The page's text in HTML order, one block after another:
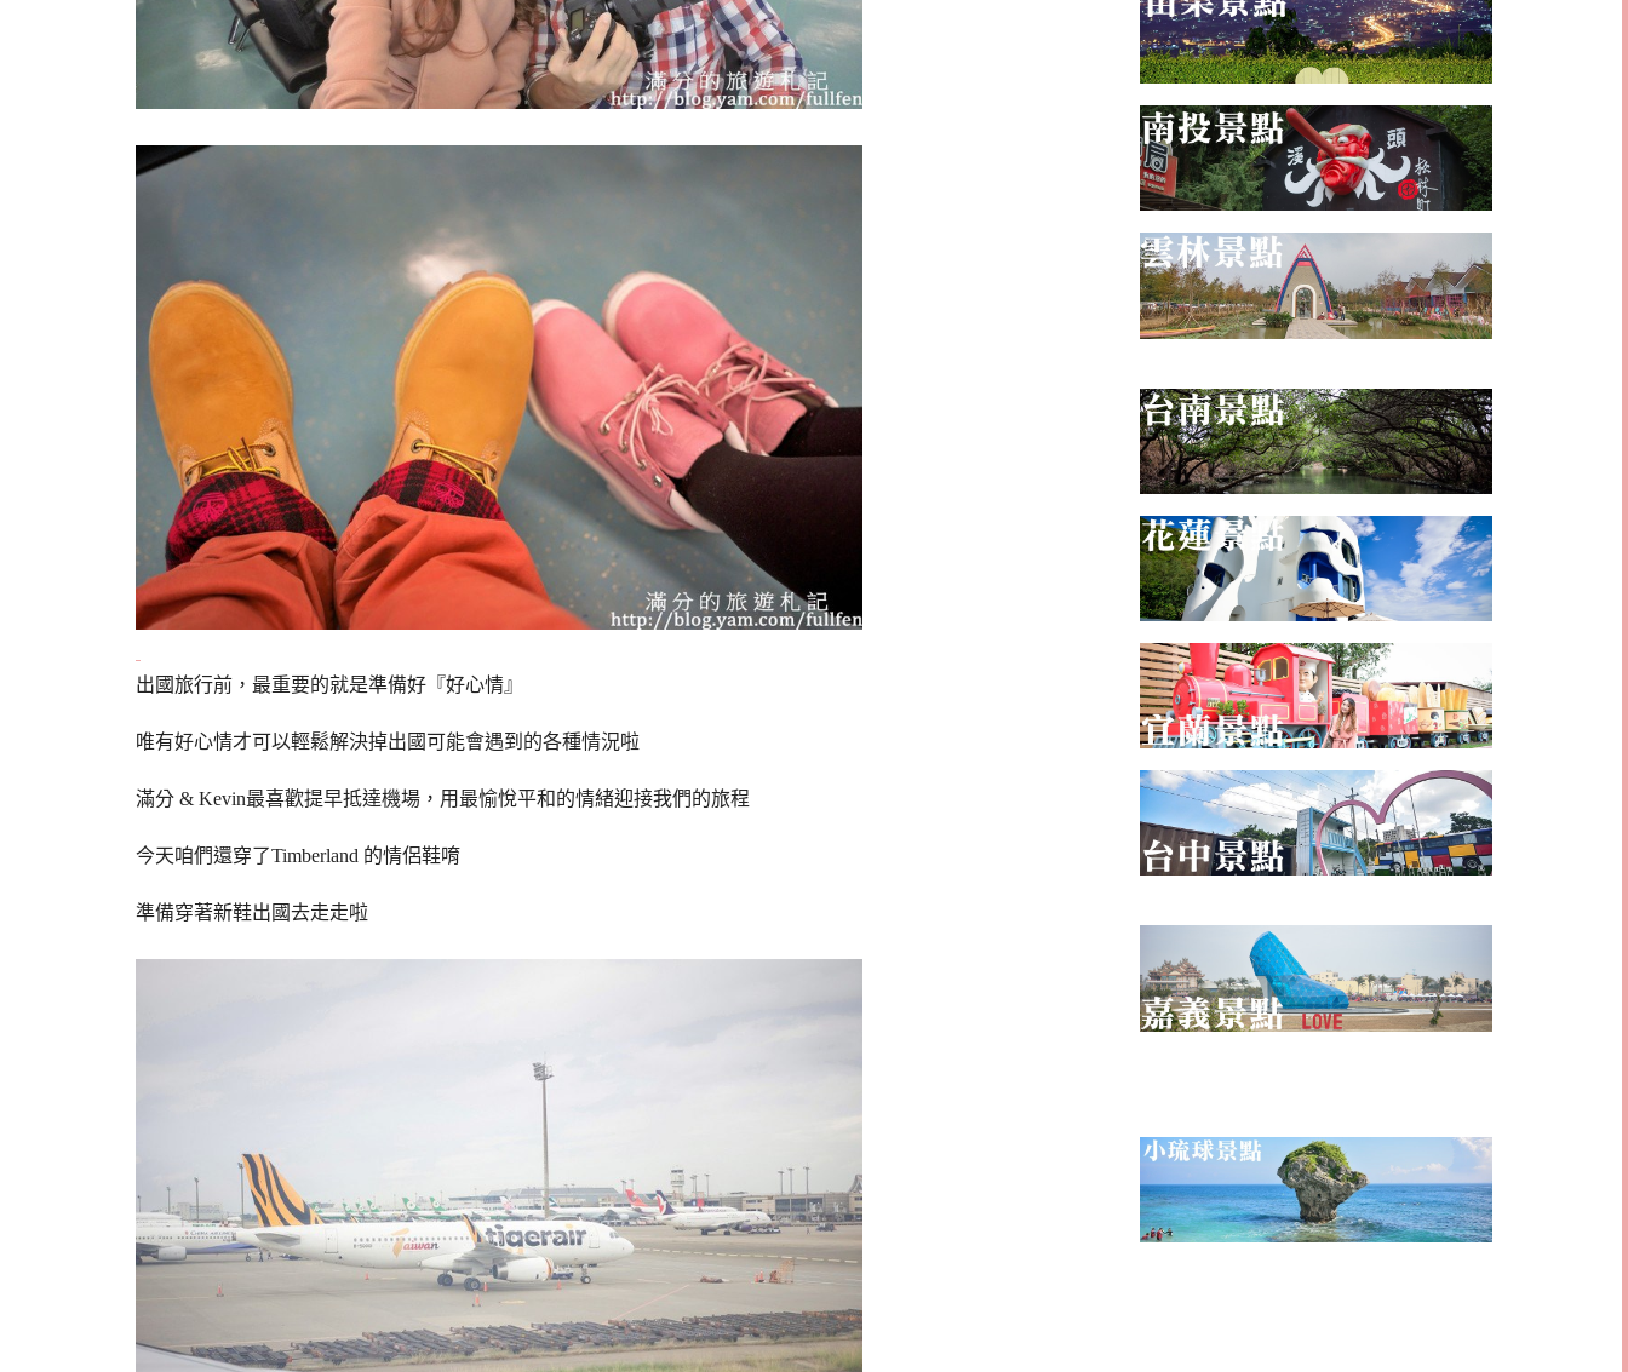
出國旅行前，最重要的就是準備好『好心情』
唯有好心情才可以輕鬆解決掉出國可能會遇到的各種情況啦
滿分 & Kevin最喜歡提早抵達機場，用最愉悅平和的情緒迎接我們的旅程
今天咱們還穿了Timberland 的情侶鞋唷
準備穿著新鞋出國去走走啦